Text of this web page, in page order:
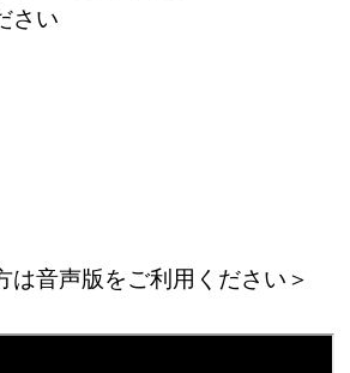
さい
は音声版をご利用ください＞